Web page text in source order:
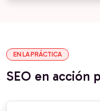
EN LA PRÁCTICA
SEO en acción